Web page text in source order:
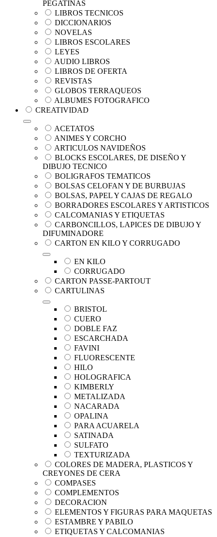
PEGATINAS
LIBROS TECNICOS
DICCIONARIOS
NOVELAS
LIBROS ESCOLARES
LEYES
AUDIO LIBROS
LIBROS DE OFERTA
REVISTAS
GLOBOS TERRAQUEOS
ALBUMES FOTOGRAFICO
CREATIVIDAD
ACETATOS
ANIMES Y CORCHO
ARTICULOS NAVIDEÑOS
BLOCKS ESCOLARES, DE DISEÑO Y
DIBUJO TECNICO
BOLIGRAFOS TEMATICOS
BOLSAS CELOFAN Y DE BURBUJAS
BOLSAS, PAPEL Y CAJAS DE REGALO
BORRADORES ESCOLARES Y ARTISTICOS
CALCOMANIAS Y ETIQUETAS
CARBONCILLOS, LAPICES DE DIBUJO Y
DIFUMINADORE
CARTON EN KILO Y CORRUGADO
EN KILO
CORRUGADO
CARTON PASSE-PARTOUT
CARTULINAS
BRISTOL
CUERO
DOBLE FAZ
ESCARCHADA
FAVINI
FLUORESCENTE
HILO
HOLOGRAFICA
KIMBERLY
METALIZADA
NACARADA
OPALINA
PARA ACUARELA
SATINADA
SULFATO
TEXTURIZADA
COLORES DE MADERA, PLASTICOS Y
CREYONES DE CERA
COMPASES
COMPLEMENTOS
DECORACION
ELEMENTOS Y FIGURAS PARA MAQUETAS
ESTAMBRE Y PABILO
ETIQUETAS Y CALCOMANIAS